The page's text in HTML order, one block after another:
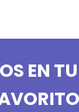
EN